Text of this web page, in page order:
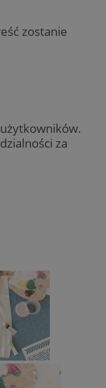
zostanie
za